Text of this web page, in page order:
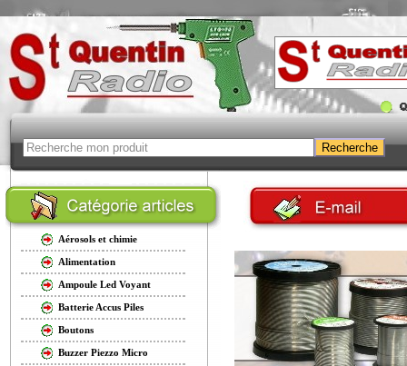
Aérosols et chimie
Alimentation
Ampoule Led Voyant
Batterie Accus Piles
Boutons
Buzzer Piezzo Micro